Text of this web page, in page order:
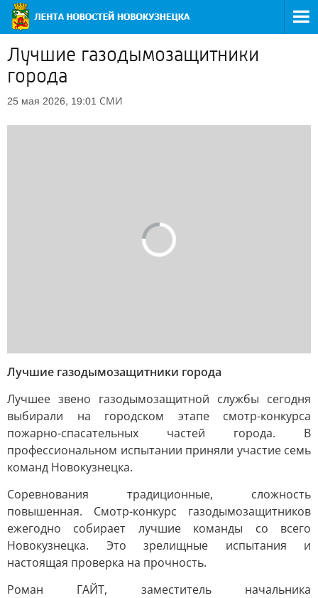
Лучшие газодымозащитники
города
25 мая 2026, 19:01 СМИ
Лучшие газодымозащитники города
Лучшее звено газодымозащитной службы сегодня
выбирали на городском этапе смотр-конкурса
пожарно-спасательных частей города. В
профессиональном испытании приняли участие семь
команд Новокузнецка.
Соревнования традиционные, сложность
повышенная. Смотр-конкурс газодымозащитников
ежегодно собирает лучшие команды со всего
Новокузнецка. Это зрелищные испытания и
настоящая проверка на прочность.
Роман ГАЙТ, заместитель начальника